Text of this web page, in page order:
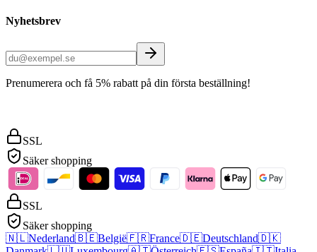
Nyhetsbrev
Prenumerera och få 5% rabatt på din första beställning!
SSL
Säker shopping
SSL
Säker shopping
🇳🇱Nederland🇧🇪België🇫🇷France🇩🇪Deutschland🇩🇰